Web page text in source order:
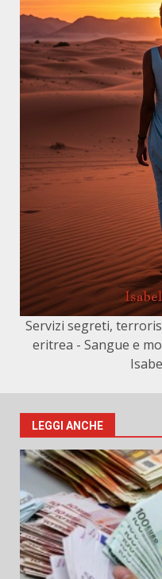
Servizi segreti,
eritrea - Sangue e
LEGGI ANCHE